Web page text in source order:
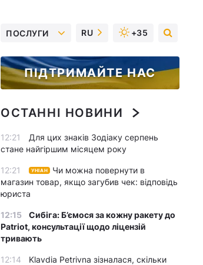
ПОСЛУГИ RU +35
ПІДТРИМАЙТЕ НАС
ОСТАННІ НОВИНИ
12:21
Для цих знаків Зодіаку серпень
стане найгіршим місяцем року
12:21 УНІАН
Чи можна повернути в
магазин товар, якщо загубив чек: відповідь
юриста
12:15
Сибіга: Б’ємося за кожну ракету до
Patriot, консультації щодо ліцензій
тривають
12:14
Klavdia Petrivna зізналася, скільки